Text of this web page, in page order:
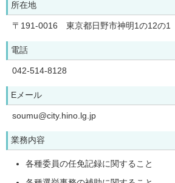
所在地
〒191-0016 東京都日野市神明1の12の
電話
042-514-8128
Eメール
soumu@city.hino.lg.jp
業務内容
各種委員の任免記録に関すること